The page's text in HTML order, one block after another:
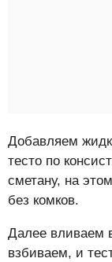
Добавляем
тесто по
сметану, на
без комков.
Далее вливаем
взбиваем, и